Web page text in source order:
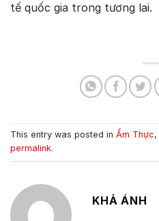
tế quốc gia trong tương lai.
This entry was posted in Ẩm Thực,
permalink.
KHẢ ÁNH